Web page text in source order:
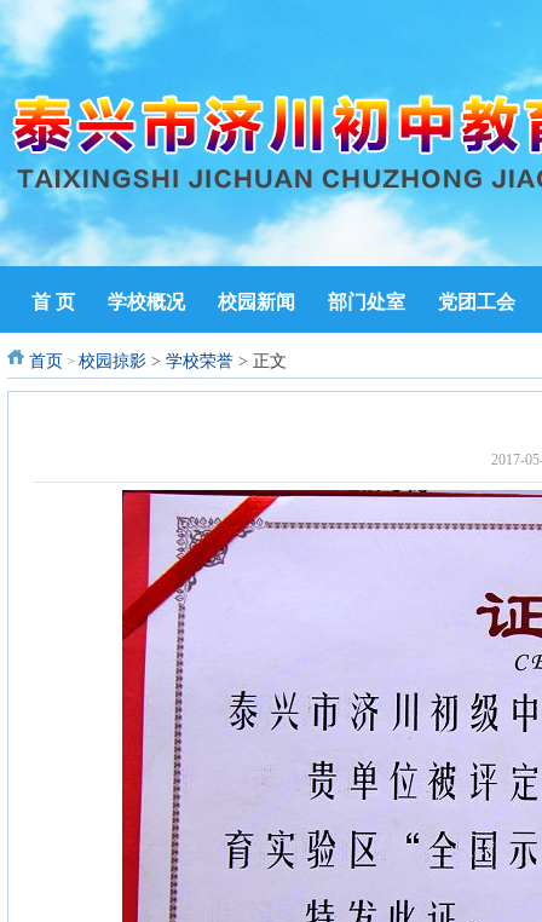
首 页 学校概况 校园新闻 部门处室 党团工会
首页 > 校园掠影 > 学校荣誉 > 正文
2017-